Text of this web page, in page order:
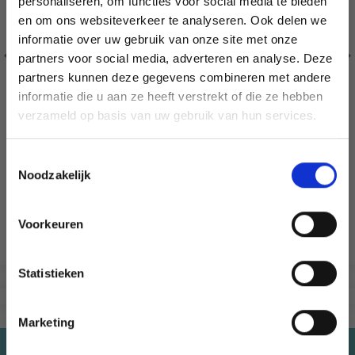
en om ons websiteverkeer te analyseren. Ook delen we
informatie over uw gebruik van onze site met onze
partners voor social media, adverteren en analyse. Deze
partners kunnen deze gegevens combineren met andere
informatie die u aan ze heeft verstrekt of die ze hebben
verzameld op basis van uw gebruik van hun services.
Noodzakelijk
Voorkeuren
Statistieken
Marketing
EUR 9.50
Économisez jusqu'à 50 %
Soyez le premier à connaître nos soldes et
Wil je liever nieuws ontvangen over onze